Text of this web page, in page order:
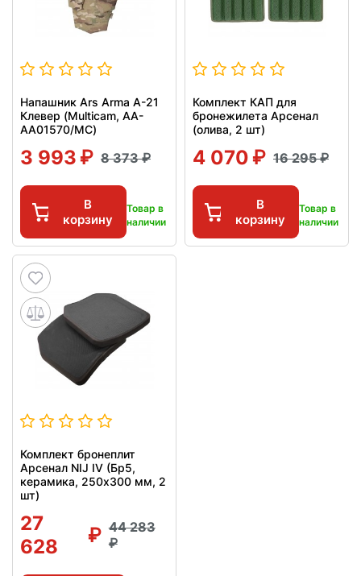
Напашник Ars Arma А-21
Клевер (Multicam, AA-
AA01570/MC)
3 993 8 373
В
корзину
Товар в
наличии
Комплект КАП для
бронежилета Арсенал
(олива, 2 шт)
4 070 16 295
В
корзину
Товар в
наличии
Комплект бронеплит
Арсенал NIJ IV (Бр5,
керамика, 250x300 мм, 2
шт)
27
628
44 283